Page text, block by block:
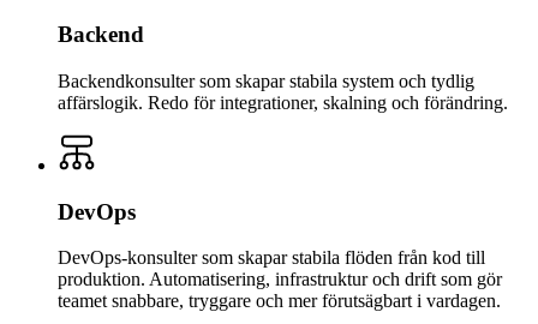
Backend
Backendkonsulter som skapar stabila system och tydlig
affärslogik. Redo för integrationer, skalning och förändring.
DevOps
DevOps-konsulter som skapar stabila flöden från kod till
produktion. Automatisering, infrastruktur och drift som gör
teamet snabbare, tryggare och mer förutsägbart i vardagen.